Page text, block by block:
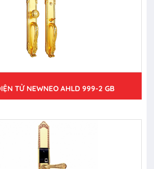
TỬ NEWNEO AHLD 999-2 GB